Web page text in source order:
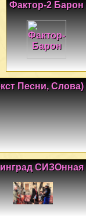
Фактор-2 Барон
Песни, Слова)
СИЗОнная